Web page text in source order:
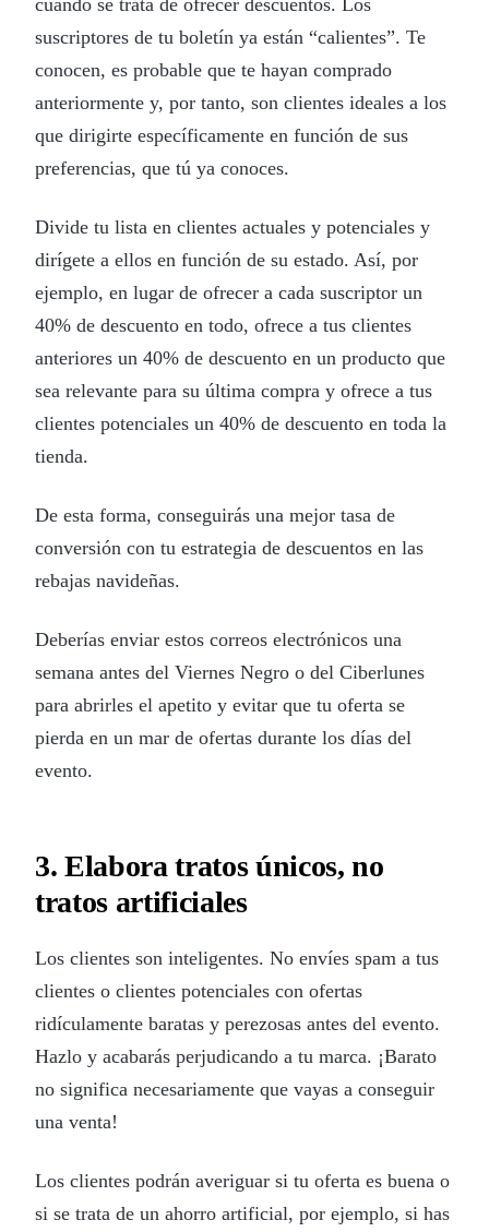
suscriptores de tu boletín ya están “calientes”. Te
conocen, es probable que te hayan comprado
anteriormente y, por tanto, son clientes ideales a los
que dirigirte específicamente en función de sus
preferencias, que tú ya conoces.
Divide tu lista en clientes actuales y potenciales y
dirígete a ellos en función de su estado. Así, por
ejemplo, en lugar de ofrecer a cada suscriptor un
40% de descuento en todo, ofrece a tus clientes
anteriores un 40% de descuento en un producto que
sea relevante para su última compra y ofrece a tus
clientes potenciales un 40% de descuento en toda la
tienda.
De esta forma, conseguirás una mejor tasa de
conversión con tu estrategia de descuentos en las
rebajas navideñas.
Deberías enviar estos correos electrónicos una
semana antes del Viernes Negro o del Ciberlunes
para abrirles el apetito y evitar que tu oferta se
pierda en un mar de ofertas durante los días del
evento.
3. Elabora tratos únicos, no
tratos artificiales
Los clientes son inteligentes. No envíes spam a tus
clientes o clientes potenciales con ofertas
ridículamente baratas y perezosas antes del evento.
Hazlo y acabarás perjudicando a tu marca. ¡Barato
no significa necesariamente que vayas a conseguir
una venta!
Los clientes podrán averiguar si tu oferta es buena o
si se trata de un ahorro artificial, por ejemplo, si has